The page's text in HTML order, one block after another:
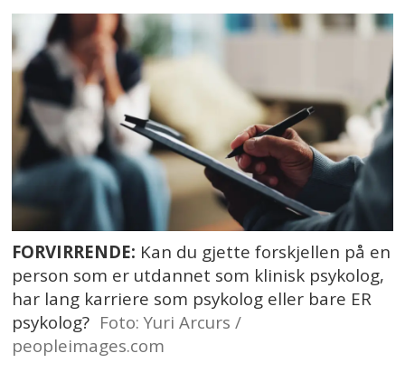
FORVIRRENDE: Kan du gjette forskjellen på en
person som er utdannet som klinisk psykolog,
har lang karriere som psykolog eller bare ER
psykolog? Foto: Yuri Arcurs /
peopleimages.com